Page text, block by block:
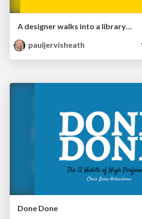
A designer walks into a library…
pauljervisheath
Done Done